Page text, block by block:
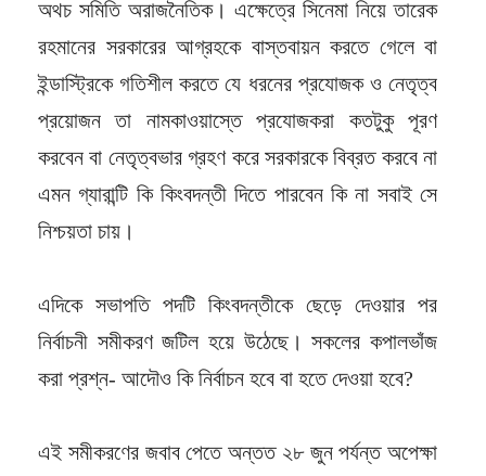
অথচ সমিতি অরাজনৈতিক। এক্ষেত্রে সিনেমা নিয়ে তারেক
রহমানের সরকারের আগ্রহকে বাস্তবায়ন করতে গেলে বা
ইন্ডাস্ট্রিকে গতিশীল করতে যে ধরনের প্রযোজক ও নেতৃত্ব
প্রয়োজন তা নামকাওয়াস্তে প্রযোজকরা কতটুকু পূরণ
করবেন বা নেতৃত্বভার গ্রহণ করে সরকারকে বিব্রত করবে না
এমন গ্যারান্টি কি কিংবদন্তী দিতে পারবেন কি না সবাই সে
নিশ্চয়তা চায়।
এদিকে সভাপতি পদটি কিংবদন্তীকে ছেড়ে দেওয়ার পর
নির্বাচনী সমীকরণ জটিল হয়ে উঠেছে। সকলের কপালভাঁজ
করা প্রশ্ন- আদৌও কি নির্বাচন হবে বা হতে দেওয়া হবে?
এই সমীকরণের জবাব পেতে অন্তত ২৮ জুন পর্যন্ত অপেক্ষা